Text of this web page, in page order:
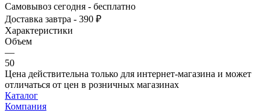
Самовывоз сегодня - бесплатно
Доставка завтра - 390 ₽
Характеристики
Объем
—
50
Цена действительна только для интернет-магазина и может
отличаться от цен в розничных магазинах
Каталог
Компания